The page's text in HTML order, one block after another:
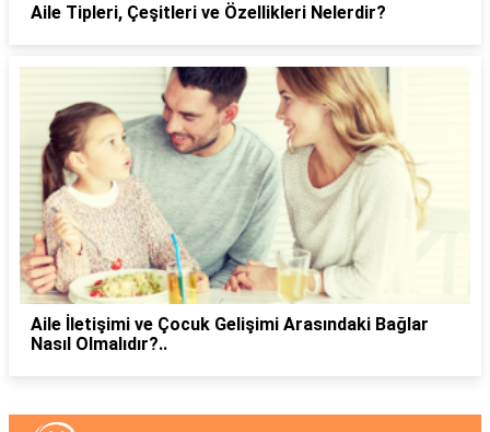
Aile Tipleri, Çeşitleri ve Özellikleri Nelerdir?
Aile İletişimi ve Çocuk Gelişimi Arasındaki Bağlar
Nasıl Olmalıdır?..